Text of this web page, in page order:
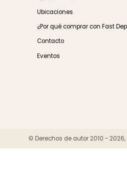
Quiénes somos